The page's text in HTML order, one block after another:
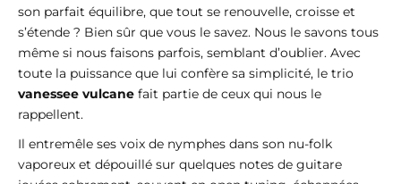
son parfait équilibre, que tout se renouvelle, croisse et
s’étende ? Bien sûr que vous le savez. Nous le savons tous
même si nous faisons parfois, semblant d’oublier. Avec
toute la puissance que lui confère sa simplicité, le trio
vanessee vulcane fait partie de ceux qui nous le
rappellent.
Il entremêle ses voix de nymphes dans son nu-folk
vaporeux et dépouillé sur quelques notes de guitare